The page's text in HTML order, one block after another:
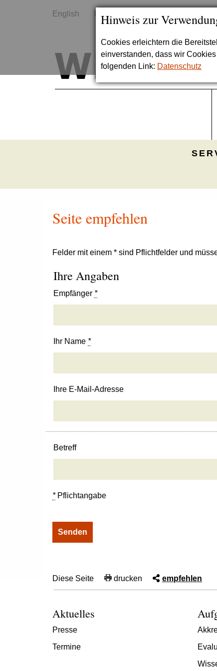
Hinweis zur
Cookies erleichtern die
einverstanden, dass wir
folgenden Link: Datenschutz
English
Seite empfehlen
Felder mit einem * sind Pflichtfelder und
Ihre Angaben
Empfänger *
Ihr Name *
Ihre E-Mail-Adresse
Betreff
*Pflichtangabe
Diese Seite drucken empfehlen
Aktuelles
Presse
Termine